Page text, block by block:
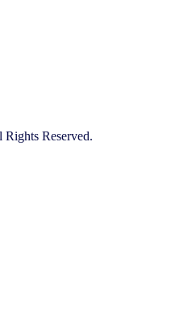
Reserved.